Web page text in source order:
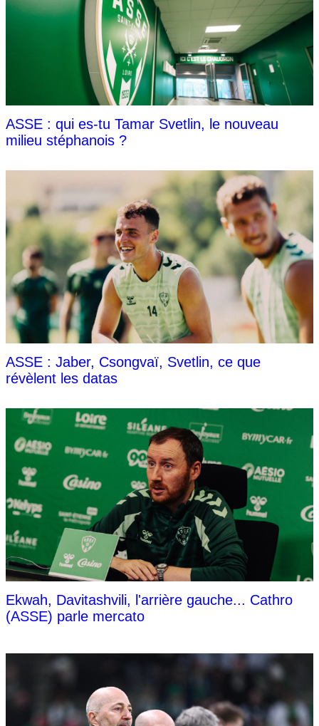
ASSE : qui es-tu Tamar Svetlin, le nouveau
milieu stéphanois ?
ASSE : Jaber, Csongvaï, Svetlin, ce que
révèlent les datas
Ekwah, Davitashvili, l'arrière gauche... Cathro
(ASSE) parle mercato